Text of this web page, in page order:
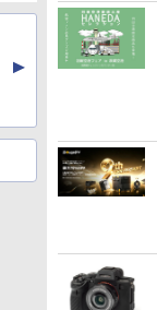
▲